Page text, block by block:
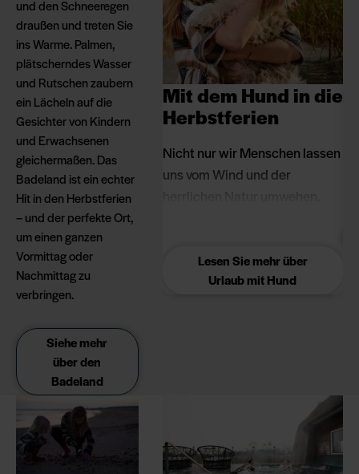
und den Schneeregen
draußen und treten Sie
ins Warme. Palmen,
plätscherndes Wasser
und Rutschen zaubern
ein Lächeln auf die
Gesichter von Kindern
und Erwachsenen
gleichermaßen. Das
Badeland ist ein echter
Hit in den Herbstferien
– und der perfekte Ort,
um einen ganzen
Vormittag oder
Nachmittag zu
verbringen.
Siehe mehr
über den
Badeland
Mit dem Hund in die
Herbstferien
Nicht nur wir Menschen lassen
uns vom Wind und der
Spaziergänge unternehmen
und unseren Agility-Parcours
Lesen Sie mehr über
Urlaub mit Hund